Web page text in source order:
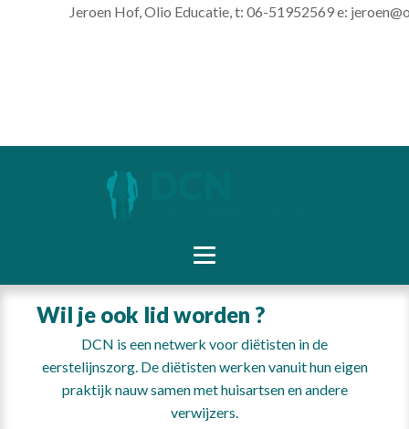
Jeroen Hof, Olio Educatie, t: 06-51952569 e:
Wil je ook lid worden ?
DCN is een netwerk voor diëtisten in de
eerstelijnszorg. De diëtisten werken vanuit hun eigen
praktijk nauw samen met huisartsen en andere
verwijzers.